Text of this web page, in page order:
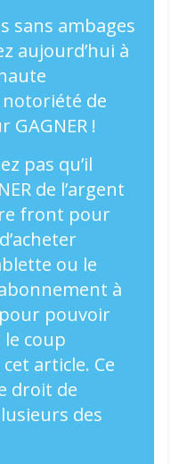
sans ambages
aujourd’hui à
de
GAGNER !
pas qu’il
de l’argent
front pour
ou le
à
pouvoir
le coup
article. Ce
droit de
des